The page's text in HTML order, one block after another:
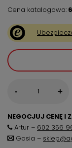
Cena katalogowa:
- +
NEGOCJUJ CENĘ I
Artur – 602 356
Gosia –